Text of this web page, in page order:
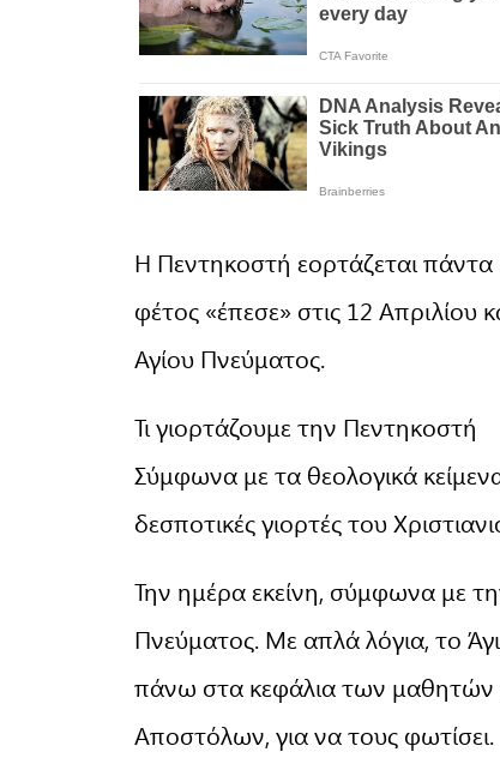
Η Πεντηκοστή εορτάζεται
φέτος «έπεσε» στις 12 Απριλίου
Αγίου Πνεύματος.
Τι γιορτάζουμε την Πεντηκοστή
Σύμφωνα με τα θεολογικά
δεσποτικές γιορτές του
Την ημέρα εκείνη, σύμφωνα με
Πνεύματος. Με απλά λόγια, το
πάνω στα κεφάλια των μαθητών
Αποστόλων, για να τους φωτίσει.